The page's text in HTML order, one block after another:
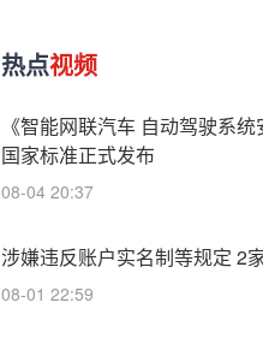
热点视频
《智能网联汽车 自动驾驶系
国家标准正式发布
08-04 20:37
涉嫌违反账户实名制等规定 2
08-01 22:59